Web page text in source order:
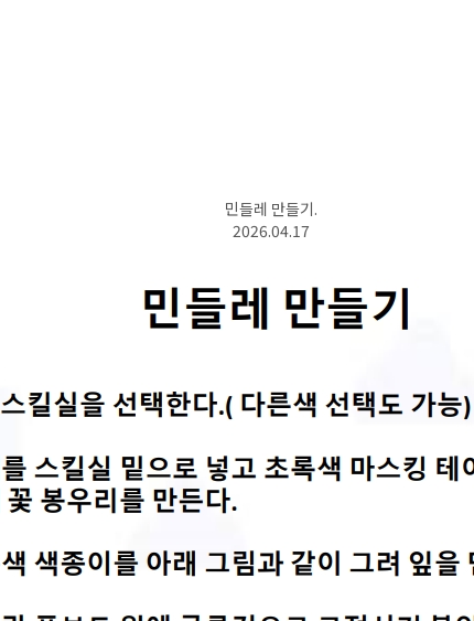
민들레 만들기.
2026.04.17